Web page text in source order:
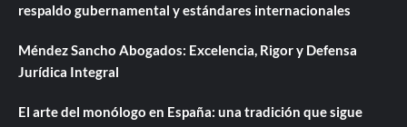
respaldo gubernamental y estándares internacionales
Méndez Sancho Abogados: Excelencia, Rigor y Defensa
Jurídica Integral
El arte del monólogo en España: una tradición que sigue